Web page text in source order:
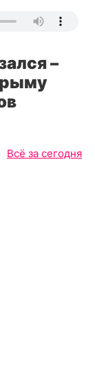
–
Всё за сегодня